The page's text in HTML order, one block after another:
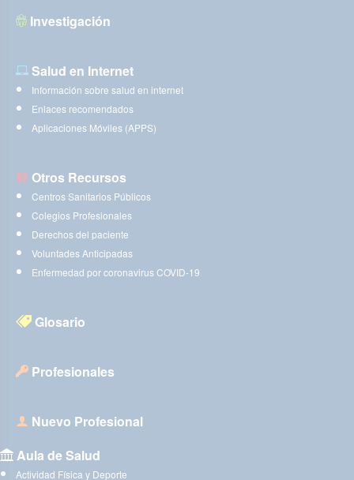
Investigación
Salud en Internet
Información sobre salud en internet
Enlaces recomendados
Aplicaciones Móviles (APPS)
Otros Recursos
Centros Sanitarios Públicos
Colegios Profesionales
Derechos del paciente
Voluntades Anticipadas
Enfermedad por coronavirus COVID-19
Glosario
Profesionales
Nuevo Profesional
Aula de Salud
Actividad Física y Deporte